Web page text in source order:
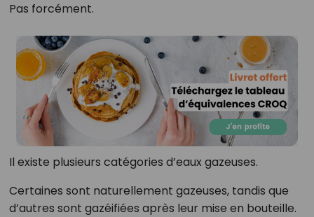
Pas forcément.
Il existe plusieurs catégories d’eaux gazeuses.
Certaines sont naturellement gazeuses, tandis que
d’autres sont gazéifiées après leur mise en bouteille.